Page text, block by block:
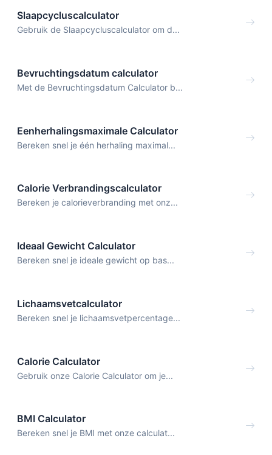
Slaapcycluscalculator
Gebruik de Slaapcycluscalculator om d...
Bevruchtingsdatum calculator
Met de Bevruchtingsdatum Calculator b...
Eenherhalingsmaximale Calculator
Bereken snel je één herhaling maximal...
Calorie Verbrandingscalculator
Bereken je calorieverbranding met onz...
Ideaal Gewicht Calculator
Bereken snel je ideale gewicht op bas...
Lichaamsvetcalculator
Bereken snel je lichaamsvetpercentage...
Calorie Calculator
Gebruik onze Calorie Calculator om je...
BMI Calculator
Bereken snel je BMI met onze calculat...